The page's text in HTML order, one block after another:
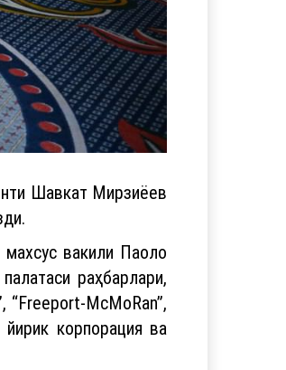
Шавкат Мирзиёев
вакили Паоло
раҳбарлари,
“Freeport-McMoRan”,
корпорация ва